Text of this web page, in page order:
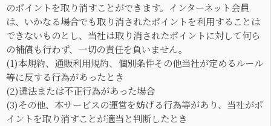
のポイントを取り消すことができます。インターネット会員
は、いかなる場合でも取り消されたポイントを利用することは
できないものとし、当社は取り消されたポイントに対して何ら
の補償も行わず、一切の責任を負いません。
(1)本規約、通販利用規約、個別条件その他当社が定めるルール
等に反する行為があったとき
(2)違法または不正行為があった場合
(3)その他、本サービスの運営を妨げる行為等があり、当社がポ
イントを取り消すことが適当と判断したとき